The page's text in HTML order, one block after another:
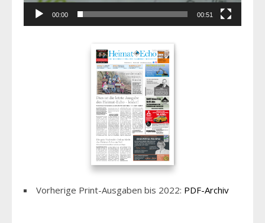
00:00 00:51
Vorherige Print-Ausgaben bis 2022: PDF-Archiv